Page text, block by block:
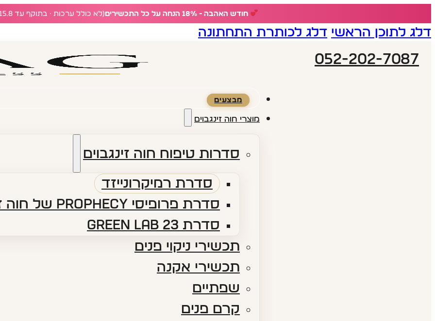
חודש האהבה - 18% הנחה על כל התכשירים (לא כולל ערכות · בתוקף עד 15.8)
דלג לתוכן הראשי דלג לכותרת התחתונה
052-202-7087
מבצעים
מוצרי חוה זינגבוים
סדרות טיפוח חוה זינגבוים
סדרת רמיקרונייזד
סדרת פרופיסי PROPHECY של חוה זינגבוים
סדרת green lab 23
תכשירי ניקוי פנים
תכשירי אקנה
שפתיים
קרם פנים